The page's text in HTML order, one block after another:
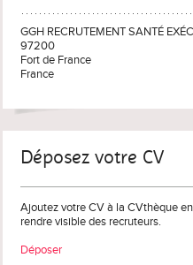
GGH RECRUTEMENT SANTÉ
97200
Fort de France
France
Déposez votre CV
Ajoutez votre CV à la CVthèque
rendre visible des recruteurs.
Déposer